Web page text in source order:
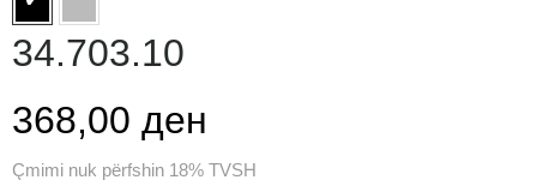
34.703.10
368,00 ден
Çmimi nuk përfshin 18% TVSH